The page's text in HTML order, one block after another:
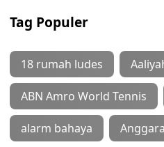
Tag Populer
18 rumah ludes
ABN Amro World Tennis
alarm bahaya